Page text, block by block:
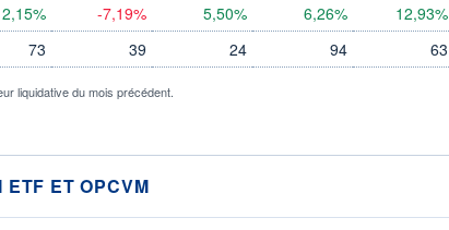
2,15%
-7,19% 5,50% 6,26%
12,93%
73
39 24 94 63
liquidative du mois précédent.
ETF ET OPCVM